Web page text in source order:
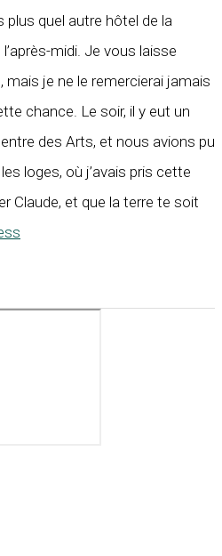
plus quel autre hôtel de la
midi. Je vous laisse
mais je ne le remercierai jamais
chance. Le soir, il y eut un
des Arts, et nous avions pu
loges, où j’avais pris cette
Claude, et que la terre te soit